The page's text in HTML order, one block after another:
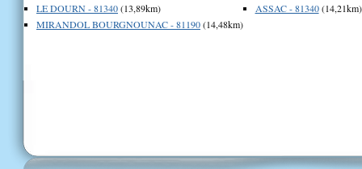
LE DOURN - 81340(13,89km)
MIRANDOL BOURGNOUNAC - 81190(14,48km)
ASSAC - 81340(14,21km)